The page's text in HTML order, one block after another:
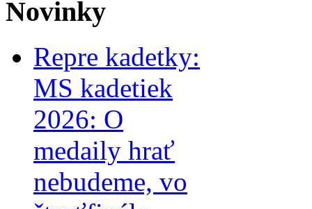
Novinky
Repre kadetky:
MS kadetiek
2026: O
medaily hrať
nebudeme, vo